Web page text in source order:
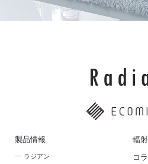
製品情報
ラジアン
輻
コ